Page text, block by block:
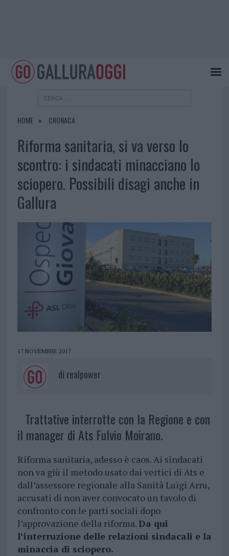
HOME CRONACA
Riforma sanitaria, si va verso lo
scontro: i sindacati minacciano lo
sciopero. Possibili disagi anche in
Gallura
17 NOVEMBRE 2017
di realpower
Trattative interrotte con la Regione e con
il manager di Ats Fulvio Moirano.
Riforma sanitaria, adesso è caos. Ai sindacati
non va giù il metodo usato dai vertici di Ats e
dall’assessore regionale alla Sanità Luigi Arru,
accusati di non aver convocato un tavolo di
confronto con le parti sociali dopo
l’approvazione della riforma.Da qui
l’interruzione delle relazioni sindacali e la
minaccia di sciopero.